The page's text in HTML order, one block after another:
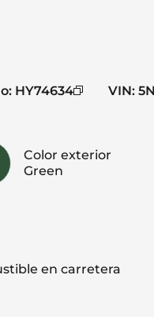
: HY74634 VIN:
Color exterior
Green
en carretera